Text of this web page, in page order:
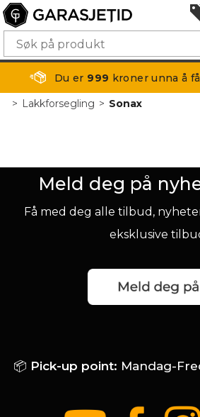
Du er 999 kroner unna å
> Lakkforsegling>Sonax
Meld deg på
Få med deg alle tilbud,
eksklusive
📦 Pick-up point: Mandag-